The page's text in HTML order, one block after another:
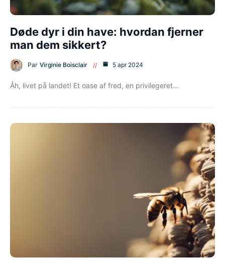
Døde dyr i din have: hvordan fjerner
man dem sikkert?
Par Virginie Boisclair 5 apr 2024
Åh, livet på landet! Et oase af fred, en privilegeret…